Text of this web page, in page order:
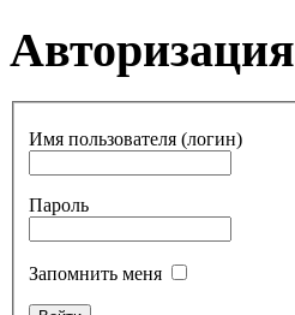
Авторизация
Имя пользователя (логин)
Пароль
Запомнить меня